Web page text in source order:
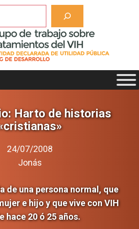
Harto de historias
24/07/2008
Jonás
de una persona normal, que
e hijo y que vive con VIH
hace 20 ó 25 años.